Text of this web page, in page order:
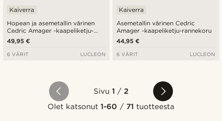
Hopean ja asemetallin värinen
Cedric Amager -kaapeliketju-
rannekoru
Kaiverra
49,95 €
6 VÄRIT LUCLEON
Asemetallin värinen Cedric
Amager -kaapeliketju-rannekoru
Kaiverra
44,95 €
6 VÄRIT LUCLEON
Sivu 1 /2
Olet katsonut1-60 / 71 tuotteesta